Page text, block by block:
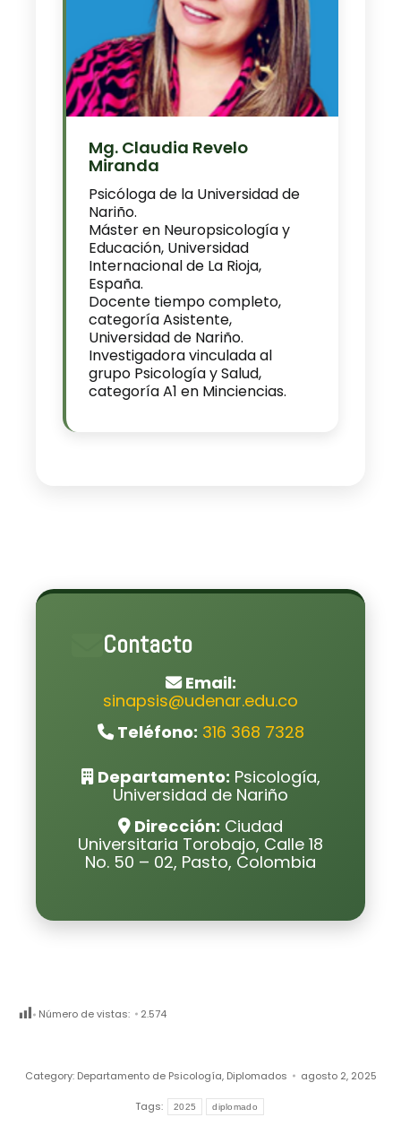
Mg. Claudia Revelo
Miranda
Psicóloga de la Universidad de
Nariño.
Máster en Neuropsicología y
Educación, Universidad
Internacional de La Rioja,
España.
Docente tiempo completo,
categoría Asistente,
Universidad de Nariño.
Investigadora vinculada al
grupo Psicología y Salud,
categoría A1 en Minciencias.
Contacto
Email:
sinapsis@udenar.edu.co
Teléfono: 316 368 7328
Departamento: Psicología,
Universidad de Nariño
Dirección: Ciudad
Universitaria Torobajo, Calle 18
No. 50 – 02, Pasto, Colombia
Número de vistas: 2.574
Category: Departamento de Psicología, Diplomados agosto 2, 2025
Tags: 2025 diplomado